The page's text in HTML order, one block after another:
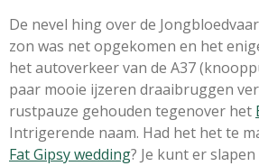
De nevel hing over de
zon was net opgekomen en het
het autoverkeer van de A37
paar mooie ijzeren draaibruggen
rustpauze gehouden tegenover het
Intrigerende naam. Had het het te
Fat Gipsy wedding? Je kunt er